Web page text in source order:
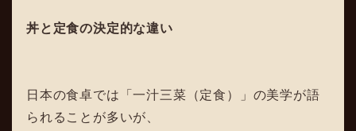
丼と定食の決定的な違い
日本の食卓では「一汁三菜（定食）」の美学が語
られることが多いが、